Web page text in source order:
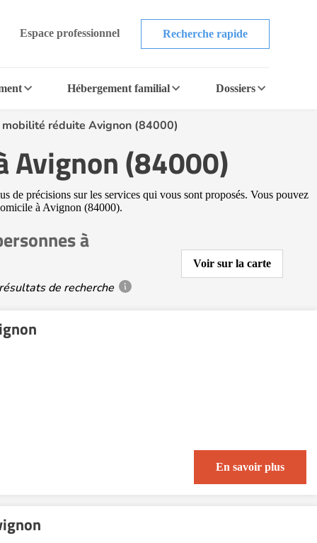
Espace professionnel Recherche rapide
Hébergement familial Dossiers
réduite Avignon (84000)
Avignon (84000)
de précisions sur les services qui vous sont proposés. Vous pouvez
à Avignon (84000).
à
de recherche
Voir sur la carte
En savoir plus